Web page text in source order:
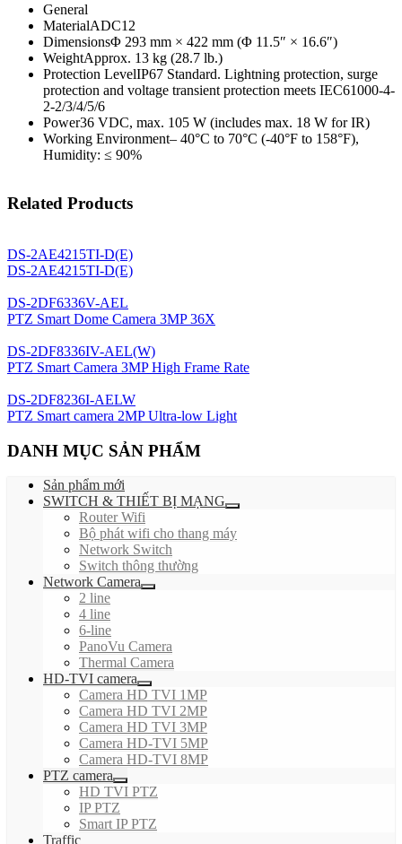
General
MaterialADC12
DimensionsΦ 293 mm × 422 mm (Φ 11.5″ × 16.6″)
WeightApprox. 13 kg (28.7 lb.)
Protection LevelIP67 Standard. Lightning protection, surge
protection and voltage transient protection meets IEC61000-4-
2-2/3/4/5/6
Power36 VDC, max. 105 W (includes max. 18 W for IR)
Working Environment– 40°C to 70°C (-40°F to 158°F),
Humidity: ≤ 90%
Related Products
DS-2AE4215TI-D(E)
DS-2AE4215TI-D(E)
DS-2DF6336V-AEL
PTZ Smart Dome Camera 3MP 36X
DS-2DF8336IV-AEL(W)
PTZ Smart Camera 3MP High Frame Rate
DS-2DF8236I-AELW
PTZ Smart camera 2MP Ultra-low Light
DANH MỤC SẢN PHẨM
Sản phẩm mới
SWITCH & THIẾT BỊ MẠNG
Router Wifi
Bộ phát wifi cho thang máy
Network Switch
Switch thông thường
Network Camera
2 line
4 line
6-line
PanoVu Camera
Thermal Camera
HD-TVI camera
Camera HD TVI 1MP
Camera HD TVI 2MP
Camera HD TVI 3MP
Camera HD-TVI 5MP
Camera HD-TVI 8MP
PTZ camera
HD TVI PTZ
IP PTZ
Smart IP PTZ
Traffic